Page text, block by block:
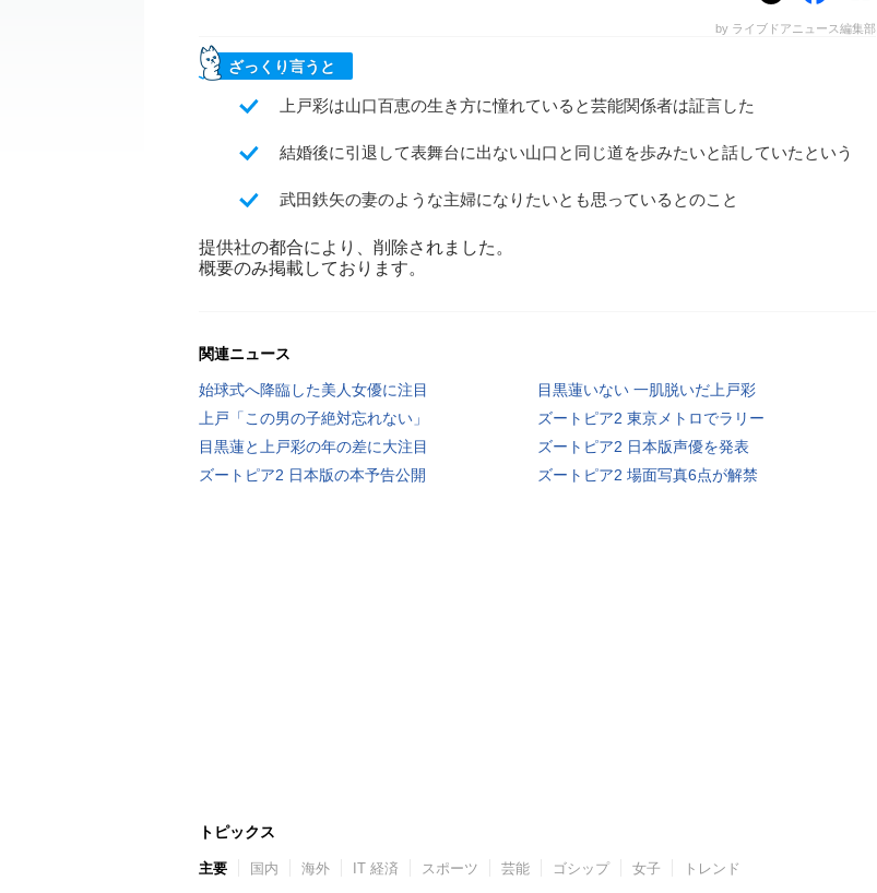
by ライブドアニュース編集部
ざっくり言うと
上戸彩は山口百恵の生き方に憧れていると芸能関係者は証言した
結婚後に引退して表舞台に出ない山口と同じ道を歩みたいと話していたという
武田鉄矢の妻のような主婦になりたいとも思っているとのこと
提供社の都合により、削除されました。
概要のみ掲載しております。
関連ニュース
始球式へ降臨した美人女優に注目
目黒蓮いない 一肌脱いだ上戸彩
上戸「この男の子絶対忘れない」
ズートピア2 東京メトロでラリー
目黒蓮と上戸彩の年の差に大注目
ズートピア2 日本版声優を発表
ズートピア2 日本版の本予告公開
ズートピア2 場面写真6点が解禁
トピックス
主要 国内 海外 IT 経済 スポーツ 芸能 ゴシップ 女子 トレンド